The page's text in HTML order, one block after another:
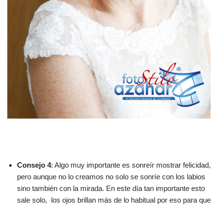
Consejo 4: Algo muy importante es sonreír mostrar felicidad,
pero aunque no lo creamos no solo se sonríe con los labios
sino también con la mirada. En este día tan importante esto
sale solo, los ojos brillan más de lo habitual por eso para que